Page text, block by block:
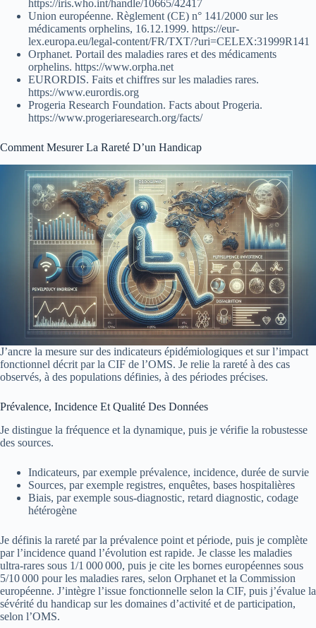
https://iris.who.int/handle/10665/42417
Union européenne. Règlement (CE) n° 141/2000 sur les
médicaments orphelins, 16.12.1999. https://eur-
lex.europa.eu/legal-content/FR/TXT/?uri=CELEX:31999R141
Orphanet. Portail des maladies rares et des médicaments
orphelins. https://www.orpha.net
EURORDIS. Faits et chiffres sur les maladies rares.
https://www.eurordis.org
Progeria Research Foundation. Facts about Progeria.
https://www.progeriaresearch.org/facts/
Comment Mesurer La Rareté D’un Handicap
J’ancre la mesure sur des indicateurs épidémiologiques et sur l’impact
fonctionnel décrit par la CIF de l’OMS. Je relie la rareté à des cas
observés, à des populations définies, à des périodes précises.
Prévalence, Incidence Et Qualité Des Données
Je distingue la fréquence et la dynamique, puis je vérifie la robustesse
des sources.
Indicateurs, par exemple prévalence, incidence, durée de survie
Sources, par exemple registres, enquêtes, bases hospitalières
Biais, par exemple sous‑diagnostic, retard diagnostic, codage
hétérogène
Je définis la rareté par la prévalence point et période, puis je complète
par l’incidence quand l’évolution est rapide. Je classe les maladies
ultra‑rares sous 1/1 000 000, puis je cite les bornes européennes sous
5/10 000 pour les maladies rares, selon Orphanet et la Commission
européenne. J’intègre l’issue fonctionnelle selon la CIF, puis j’évalue la
sévérité du handicap sur les domaines d’activité et de participation,
selon l’OMS.